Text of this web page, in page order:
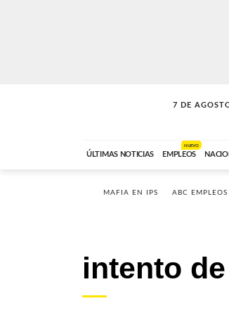
7 DE
LA
ÚLTIMAS NOTICIAS EMPLEOS
NUEVO
MAFIA EN IPS ABC EMPLEOS
intento